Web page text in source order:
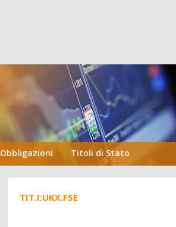
Obbligazioni Titoli di Stato
TIT.I:UKX.FSE